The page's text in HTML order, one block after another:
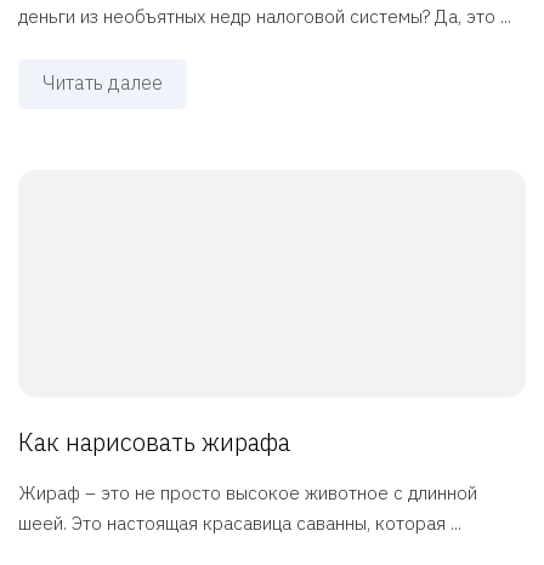
деньги из необъятных недр налоговой системы? Да, это ...
Читать далее
Как нарисовать жирафа
Жираф – это не просто высокое животное с длинной
шеей. Это настоящая красавица саванны, которая ...